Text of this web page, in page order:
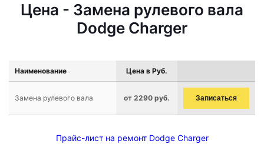
Цена - Замена рулевого вала
Dodge Charger
Наименование Цена в Руб.
Замена рулевого вала от 2290 руб. Записаться
Прайс-лист на ремонт Dodge Charger